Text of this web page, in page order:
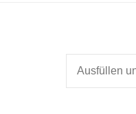
Suchst
du